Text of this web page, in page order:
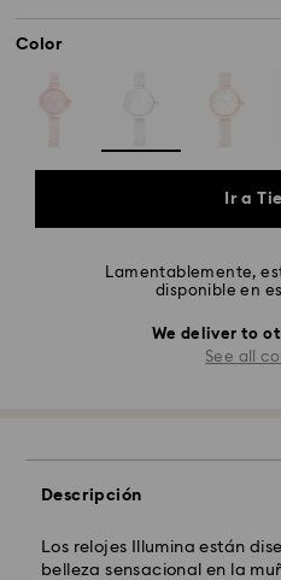
Color
Ir a
Lamentablemente,
disponible en
We deliver to
See all
Descripción
Los relojes Illumina están
belleza sensacional en la